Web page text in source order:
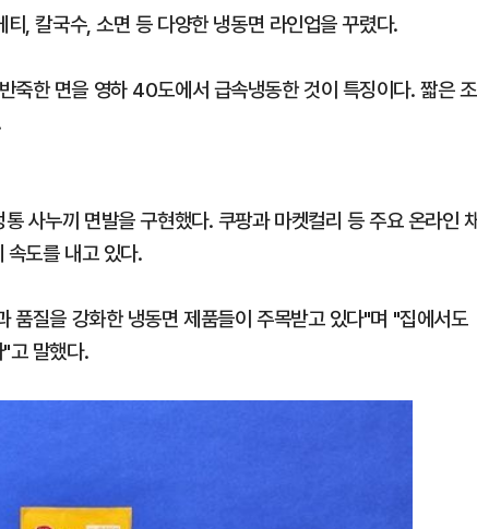
, 칼국수, 소면 등 다양한 냉동면 라인업을 꾸렸다.
죽한 면을 영하 40도에서 급속냉동한 것이 특징이다. 짧은 조
사누끼 면발을 구현했다. 쿠팡과 마켓컬리 등 주요 온라인
속도를 내고 있다.
품질을 강화한 냉동면 제품들이 주목받고 있다"며 "집에서도
고 말했다.